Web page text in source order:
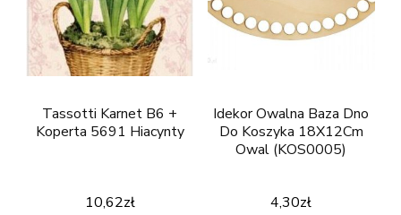
Tassotti Karnet B6 +
Koperta 5691 Hiacynty
10,62zł
Idekor Owalna Baza Dno
Do Koszyka 18X12Cm
Owal (KOS0005)
4,30zł